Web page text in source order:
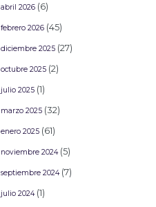
abril 2026(6)
febrero 2026(45)
diciembre 2025(27)
octubre 2025(2)
julio 2025(1)
marzo 2025(32)
enero 2025(61)
noviembre 2024(5)
septiembre 2024(7)
julio 2024(1)